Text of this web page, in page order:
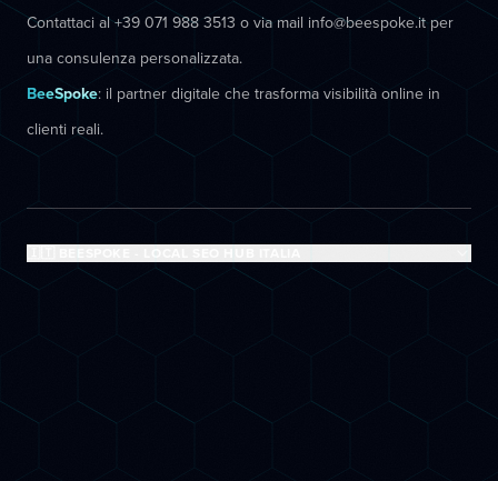
Contattaci al +39 071 988 3513 o via mail info@beespoke.it per
una consulenza personalizzata.
BeeSpoke: il partner digitale che trasforma visibilità online in
clienti reali.